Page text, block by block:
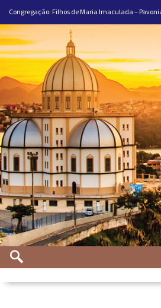
Congregação: Filhos de Maria Imaculada –